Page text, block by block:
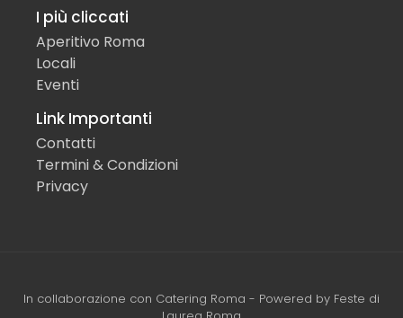
I più cliccati
Aperitivo Roma
Locali
Eventi
Link Importanti
Contatti
Termini & Condizioni
Privacy
In collaborazione con Catering Roma - Powered by Feste di